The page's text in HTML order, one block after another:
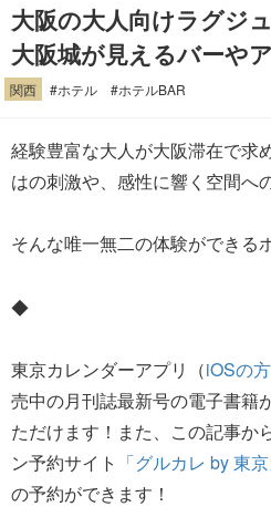
大阪の大人向けラグジ
大阪城が見えるバーや
関西 #ホテル #ホテルBAR
経験豊富な大人が大阪滞在で求
はの刺激や、感性に響く空間へ
そんな唯一無二の体験ができる
◆
東京カレンダーアプリ（iOSの方
売中の月刊誌最新号の電子書籍
ただけます！また、この記事か
ン予約サイト 「グルカレ by 東
の予約ができます！